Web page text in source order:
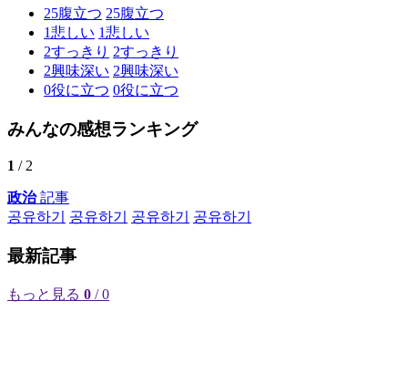
25腹立つ 25腹立つ
1悲しい 1悲しい
2すっきり 2すっきり
2興味深い 2興味深い
0役に立つ 0役に立つ
みんなの感想ランキング
1 / 2
政治記事
공유하기
공유하기 공유하기 공유하기
最新記事
もっと見る 0 / 0